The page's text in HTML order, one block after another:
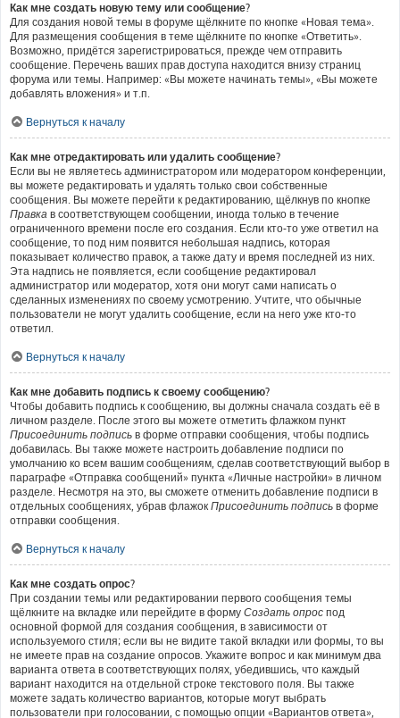
Как мне создать новую тему или сообщение?
Для создания новой темы в форуме щёлкните по кнопке «Новая тема».
Для размещения сообщения в теме щёлкните по кнопке «Ответить».
Возможно, придётся зарегистрироваться, прежде чем отправить
сообщение. Перечень ваших прав доступа находится внизу страниц
форума или темы. Например: «Вы можете начинать темы», «Вы можете
добавлять вложения» и т.п.
Вернуться к началу
Как мне отредактировать или удалить сообщение?
Если вы не являетесь администратором или модератором конференции,
вы можете редактировать и удалять только свои собственные
сообщения. Вы можете перейти к редактированию, щёлкнув по кнопке
Правка в соответствующем сообщении, иногда только в течение
ограниченного времени после его создания. Если кто-то уже ответил на
сообщение, то под ним появится небольшая надпись, которая
показывает количество правок, а также дату и время последней из них.
Эта надпись не появляется, если сообщение редактировал
администратор или модератор, хотя они могут сами написать о
сделанных изменениях по своему усмотрению. Учтите, что обычные
пользователи не могут удалить сообщение, если на него уже кто-то
ответил.
Вернуться к началу
Как мне добавить подпись к своему сообщению?
Чтобы добавить подпись к сообщению, вы должны сначала создать её в
личном разделе. После этого вы можете отметить флажком пункт
Присоединить подпись в форме отправки сообщения, чтобы подпись
добавилась. Вы также можете настроить добавление подписи по
умолчанию ко всем вашим сообщениям, сделав соответствующий выбор в
параграфе «Отправка сообщений» пункта «Личные настройки» в личном
разделе. Несмотря на это, вы сможете отменить добавление подписи в
отдельных сообщениях, убрав флажок Присоединить подпись в форме
отправки сообщения.
Вернуться к началу
Как мне создать опрос?
При создании темы или редактировании первого сообщения темы
щёлкните на вкладке или перейдите в форму Создать опрос под
основной формой для создания сообщения, в зависимости от
используемого стиля; если вы не видите такой вкладки или формы, то вы
не имеете прав на создание опросов. Укажите вопрос и как минимум два
варианта ответа в соответствующих полях, убедившись, что каждый
вариант находится на отдельной строке текстового поля. Вы также
можете задать количество вариантов, которые могут выбрать
пользователи при голосовании, с помощью опции «Вариантов ответа»,